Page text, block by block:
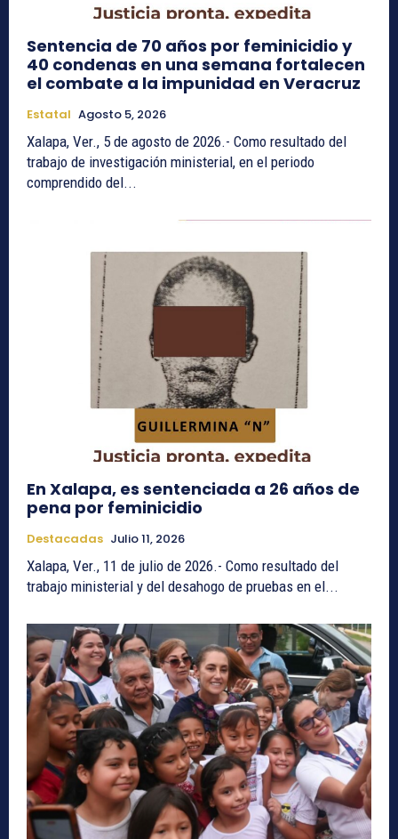
Sentencia de 70 años por feminicidio y
40 condenas en una semana fortalecen
el combate a la impunidad en Veracruz
Estatal Agosto 5, 2026
Xalapa, Ver., 5 de agosto de 2026.- Como resultado del
trabajo de investigación ministerial, en el periodo
comprendido del...
En Xalapa, es sentenciada a 26 años de
pena por feminicidio
Destacadas Julio 11, 2026
Xalapa, Ver., 11 de julio de 2026.- Como resultado del
trabajo ministerial y del desahogo de pruebas en el...